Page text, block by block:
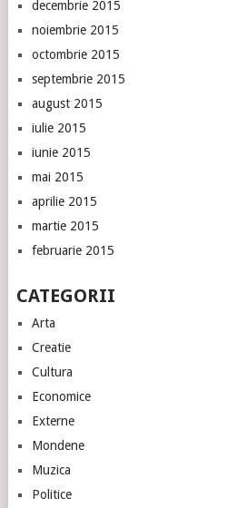
decembrie 2015
noiembrie 2015
octombrie 2015
septembrie 2015
august 2015
iulie 2015
iunie 2015
mai 2015
aprilie 2015
martie 2015
februarie 2015
CATEGORII
Arta
Creatie
Cultura
Economice
Externe
Mondene
Muzica
Politice